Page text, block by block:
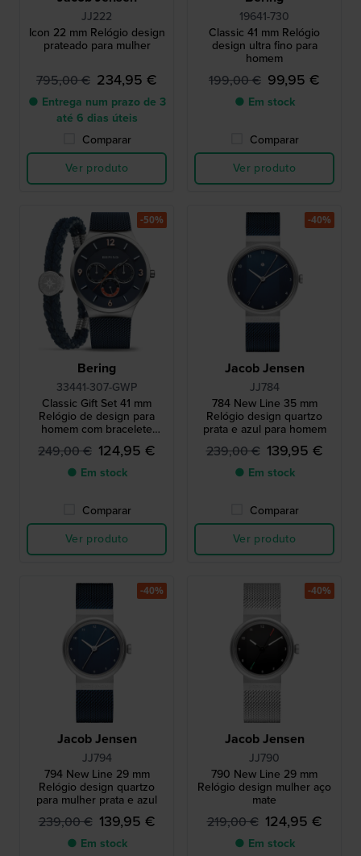
JJ222
Icon 22 mm Relógio design
prateado para mulher
795,00 € 234,95 €
● Entrega num prazo de 3
até 6 dias úteis
Comparar
Ver produto
19641-730
Classic 41 mm Relógio
design ultra fino para
homem
199,00 € 99,95 €
● Em stock
Comparar
Ver produto
Bering
33441-307-GWP
Classic Gift Set 41 mm
Relógio de design para
homem com bracelete
bijoux extra
249,00 € 124,95 €
● Em stock
Comparar
Ver produto
-50%
Jacob Jensen
JJ784
784 New Line 35 mm
Relógio design quartzo
prata e azul para homem
239,00 € 139,95 €
● Em stock
Comparar
Ver produto
-40%
Jacob Jensen
JJ794
794 New Line 29 mm
Relógio design quartzo
para mulher prata e azul
239,00 € 139,95 €
● Em stock
-40%
Jacob Jensen
JJ790
790 New Line 29 mm
Relógio design mulher aço
mate
219,00 € 124,95 €
● Em stock
-40%